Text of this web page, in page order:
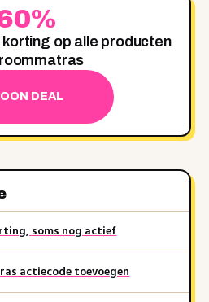
op alle producten
DEAL
soms nog actief
actiecode toevoegen